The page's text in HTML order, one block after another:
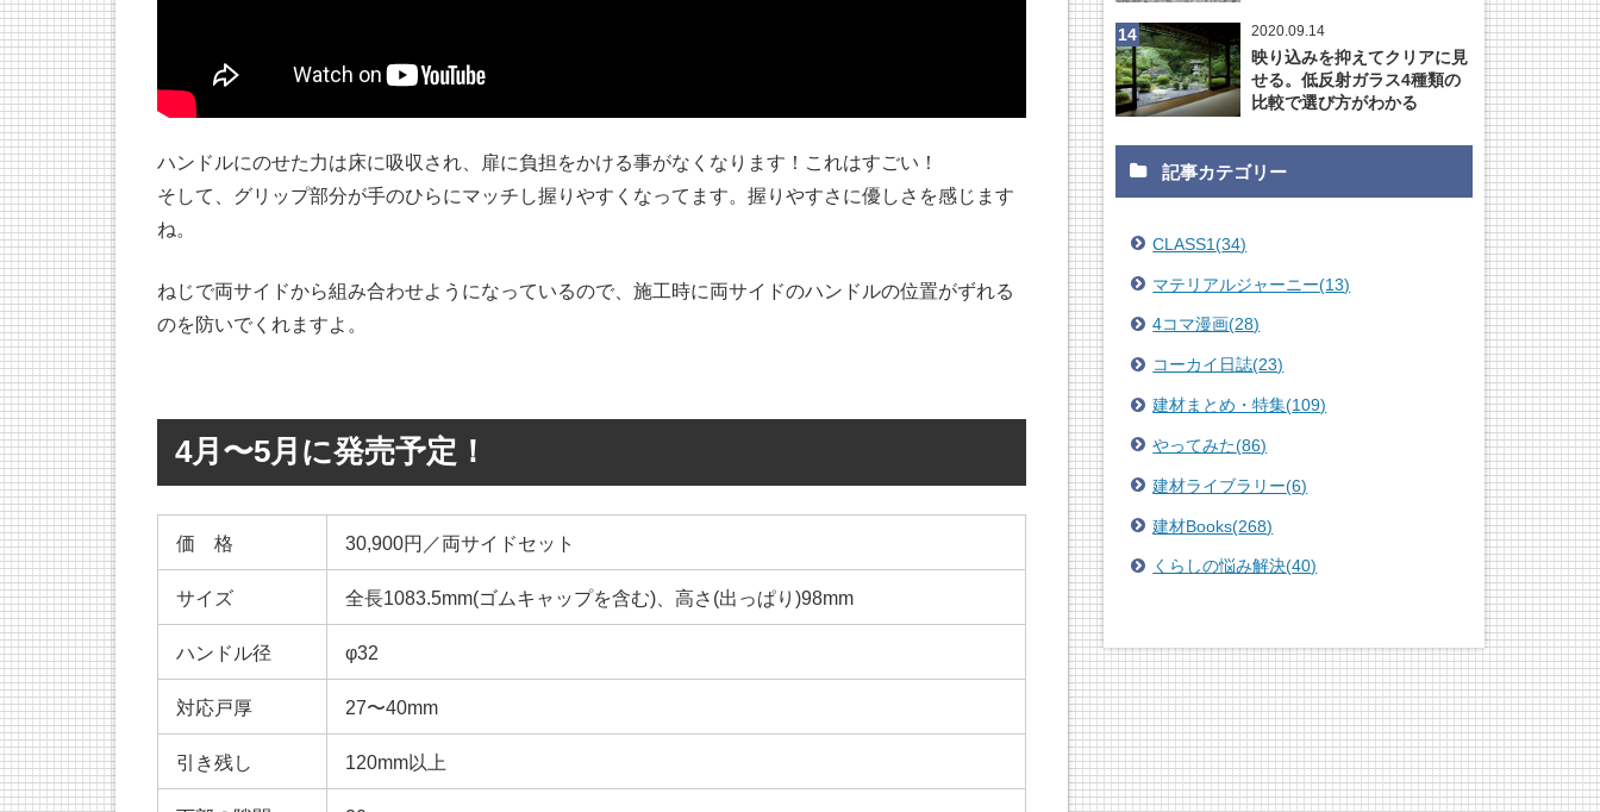
ハンドルにのせた力は床に吸収され、扉に負担をかける事がなくなります！これはすごい！
そして、グリップ部分が手のひらにマッチし握りやすくなってます。握りやすさに優しさを感じます
ね。
ねじで両サイドから組み合わせようになっているので、施工時に両サイドのハンドルの位置がずれる
のを防いでくれますよ。
4月〜5月に発売予定！
価 格 30,900円／両サイドセット
サイズ 全長1083.5mm(ゴムキャップを含む)、高さ(出っぱり)98mm
ハンドル径 φ32
対応戸厚 27〜40mm
引き残し 120mm以上
2020.09.14
映り込みを抑えてクリアに見
せる。低反射ガラス4種類の
比較で選び方がわかる
記事カテゴリー
CLASS1(34)
マテリアルジャーニー(13)
4コマ漫画(28)
コーカイ日誌(23)
建材まとめ・特集(109)
やってみた(86)
建材ライブラリー(6)
建材Books(268)
くらしの悩み解決(40)